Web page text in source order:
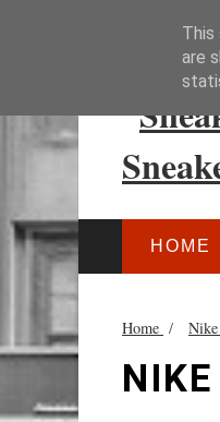
HOME
Home / Nike
This
are